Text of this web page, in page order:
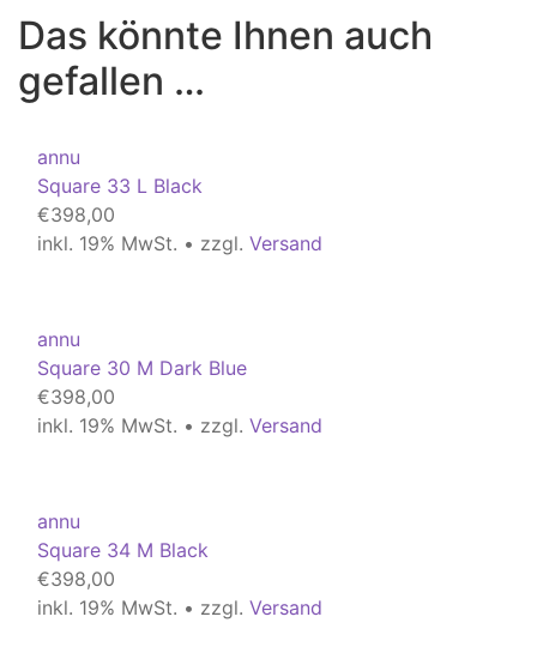
Das könnte Ihnen auch
gefallen …
annu
Square 33 L Black
€398,00
inkl. 19% MwSt. • zzgl. Versand
annu
Square 30 M Dark Blue
€398,00
inkl. 19% MwSt. • zzgl. Versand
annu
Square 34 M Black
€398,00
inkl. 19% MwSt. • zzgl. Versand